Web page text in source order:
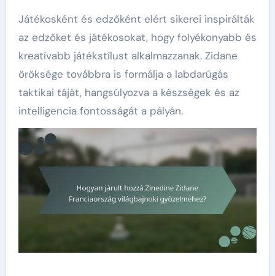
Játékosként és edzőként elért sikerei inspirálták
az edzőket és játékosokat, hogy folyékonyabb és
kreatívabb játékstílust alkalmazzanak. Zidane
öröksége továbbra is formálja a labdarúgás
taktikai táját, hangsúlyozva a készségek és az
intelligencia fontosságát a pályán.